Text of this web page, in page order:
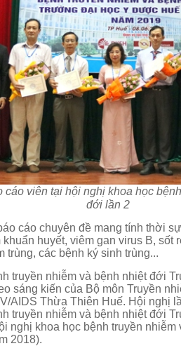
cáo viên tại hội nghị khoa học
đới lần 2
cáo chuyên đề mang tính thời
huyết, viêm gan virus B, sốt
trùng, các bệnh ký sinh trùng...
truyền nhiễm và bệnh nhiệt đới
sáng kiến của Bộ môn Truyền
AIDS Thừa Thiên Huế. Hội nghị
truyền nhiễm và bệnh nhiệt đới
nghị khoa học bệnh truyền
2018).